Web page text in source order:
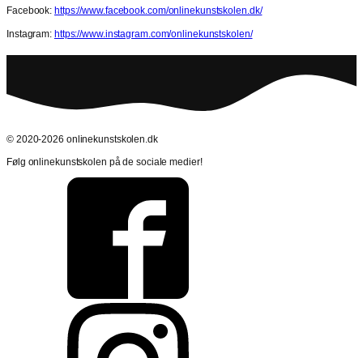
Facebook: https://www.facebook.com/onlinekunstskolen.dk/
Instagram: https://www.instagram.com/onlinekunstskolen/
© 2020-2026 onlinekunstskolen.dk
Følg onlinekunstskolen på de sociale medier!